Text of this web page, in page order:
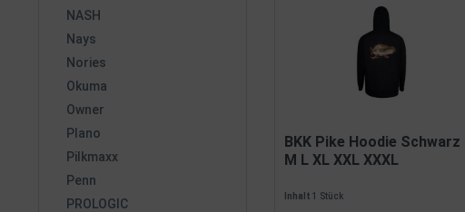
NASH
Nays
Nories
Okuma
Owner
Plano
Pilkmaxx
Penn
PROLOGIC
BKK Pike Hoodie Schwarz
M L XL XXL XXXL
Inhalt1 Stück